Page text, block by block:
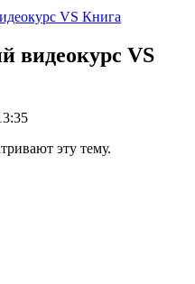
VS Книга
видеокурс VS
эту тему.